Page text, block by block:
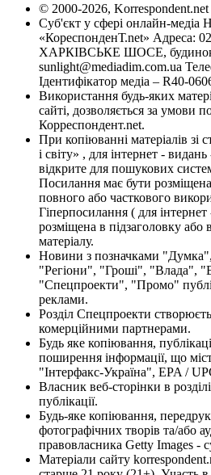
© 2000-2026, Korrespondent.net
Суб'єкт у сфері онлайн-медіа
«КореспонденТ.net» Адреса:
ХАРКІВСЬКЕ ШОСЕ, будинок
sunlight@mediadim.com.ua
Ідентифікатор медіа – R40-
Використання будь-яких
сайті, дозволяється за умови
Корреспондент.net.
При копіюванні матеріалів зі
і світу» , для інтернет -
відкрите для пошукових
Посилання має бути
повного або часткового
Гіперпосилання ( для
розміщена в підзаголовку або
матеріалу.
Новини з позначками
"Регіони", "Гроші", "Влада",
"Спецпроекти", "Промо"
реклами.
Розділ Спецпроекти
комерційними партнерами.
Будь яке копіювання,
поширення інформації, що
"Інтерфакс-Україна", EPA /
Власник веб-сторінки в
публікації.
Будь-яке копіювання,
фотографічних творів та/або
правовласника Getty Images -
Матеріали сайту